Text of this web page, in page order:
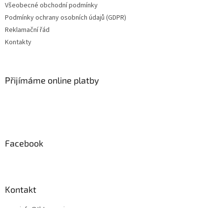
Všeobecné obchodní podmínky
Podmínky ochrany osobních údajů (GDPR)
Reklamační řád
Kontakty
Přijímáme online platby
Facebook
Kontakt